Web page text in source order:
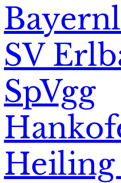
SV
SpVgg
Heiling